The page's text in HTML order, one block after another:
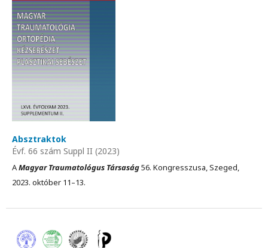
Absztraktok
Évf. 66 szám Suppl II (2023)
AMagyar Traumatológus Társaság56. Kongresszusa, Szeged,
2023. október 11–13.